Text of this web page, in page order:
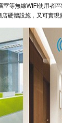
等無線WIFI使用者
硬體設施，又可實